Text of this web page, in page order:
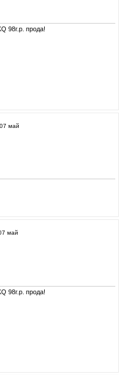
98г.р. прода!
май
май
98г.р. прода!